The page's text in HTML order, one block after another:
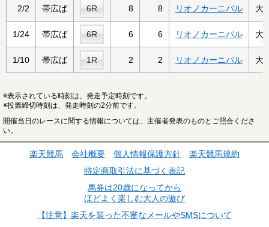
2/2 帯広ば 6R 8 8 リオノカーニバル 大
1/24 帯広ば 6R 6 6 リオノカーニバル 大
1/10 帯広ば 1R 2 2 リオノカーニバル 大
※表示されている時刻は、発走予定時刻です。
※投票締切時刻は、発走時刻の2分前です。
開催当日のレースに関する情報については、主催者発表のものとご照合くださ
い。
楽天競馬 会社概要 個人情報保護方針
楽天競馬規約
特定商取引法に基づく表記
馬券は20歳になってから
ほどよく楽しむ大人の遊び
【注意】楽天を装った不審なメールやSMSについて